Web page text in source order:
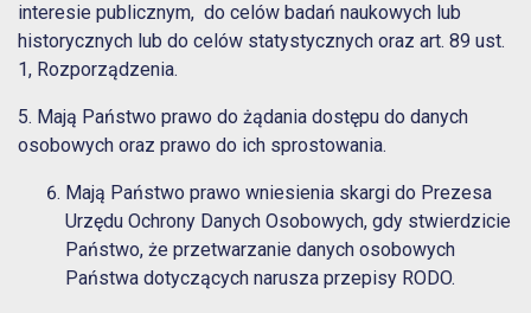
interesie publicznym, do celów badań naukowych lub
historycznych lub do celów statystycznych oraz art. 89 ust.
1, Rozporządzenia.
5. Mają Państwo prawo do żądania dostępu do danych
osobowych oraz prawo do ich sprostowania.
Mają Państwo prawo wniesienia skargi do Prezesa
Urzędu Ochrony Danych Osobowych, gdy stwierdzicie
Państwo, że przetwarzanie danych osobowych
Państwa dotyczących narusza przepisy RODO.